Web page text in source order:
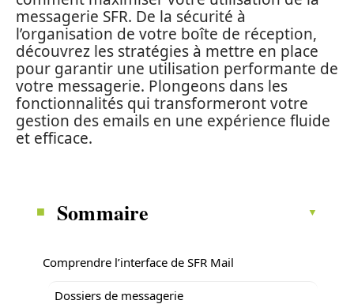
messagerie SFR. De la sécurité à
l’organisation de votre boîte de réception,
découvrez les stratégies à mettre en place
pour garantir une utilisation performante de
votre messagerie. Plongeons dans les
fonctionnalités qui transformeront votre
gestion des emails en une expérience fluide
et efficace.
Sommaire
Comprendre l’interface de SFR Mail
Dossiers de messagerie